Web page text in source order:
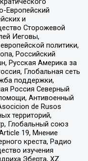
Европейский
и
Сторожевой
Иеговы,
политики,
Российский
Русская Америка за
Глобальная сеть
поддержки,
Россия Северный
Антивоенный
de Rusos
территорий,
Глобальный союз
19, Мнение
креста, Радио
изучения
Эберта, XZ